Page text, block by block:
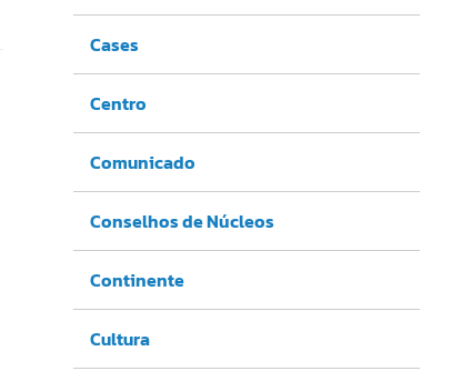
Cases
Centro
Comunicado
Conselhos de Núcleos
Continente
Cultura